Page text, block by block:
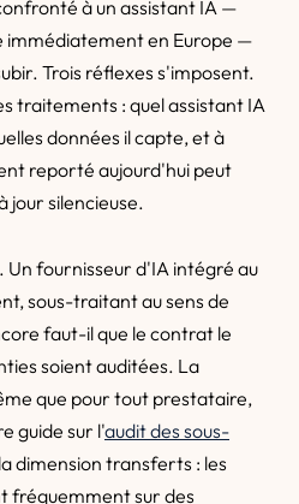
à un assistant IA —
immédiatement en Europe —
Trois réflexes s'imposent.
traitements : quel assistant IA
données il capte, et à
reporté aujourd'hui peut
jour silencieuse.
Un fournisseur d'IA intégré au
sous-traitant au sens de
faut-il que le contrat le
soient auditées. La
que pour tout prestataire,
guide sur l'audit des sous-
dimension transferts : les
fréquemment sur des